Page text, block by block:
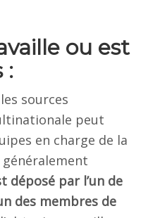
ou est
:
sources
peut
en charge de la
déposé par l’un de
des membres de